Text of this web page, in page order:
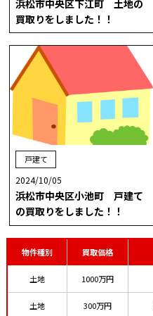
浜松市中央区下江町 土地の
買取りをしました！！
戸建て
2024/10/05
浜松市中央区小池町 戸建て
の買取りをしました！！
物件種別 買取価格
土地 1000万円
土地 300万円